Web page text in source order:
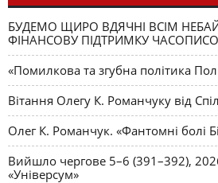
БУДЕМО ЩИРО ВДЯЧНІ ВСІМ
ФІНАНСОВУ ПІДТРИМКУ
«Помилкова та згубна політика
Вітання Олегу К. Романчуку від
Олег К. Романчук. «Фантомні болі
Вийшло чергове 5–6 (391–392),
«Універсум»